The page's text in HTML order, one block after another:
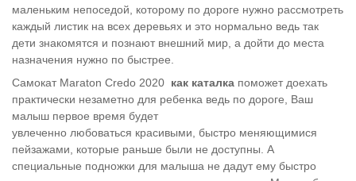
маленьким непоседой, которому по дороге нужно рассмотреть
каждый листик на всех деревьях и это нормально ведь так
дети знакомятся и познают внешний мир, а дойти до места
назначения нужно по быстрее.
Самокат Maraton Credo 2020 как каталка поможет доехать
практически незаметно для ребенка ведь по дороге, Ваш
малыш первое время будет
увлеченно любоваться красивыми, быстро меняющимися
пейзажами, которые раньше были не доступны. А
специальные подножки для малыша не дадут ему быстро